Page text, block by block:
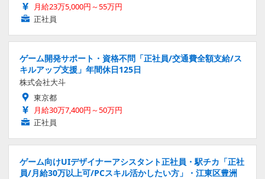
月給23万5,000円～55万円
正社員
ゲーム開発サポート・資格不問「正社員/交通費全額支給/ス
キルアップ支援」年間休日125日
株式会社大斗
東京都
月給30万7,400円～50万円
正社員
ゲーム向けUIデザイナーアシスタント正社員・駅チカ「正社
員/月給30万以上可/PCスキル活かしたい方」・江東区豊洲